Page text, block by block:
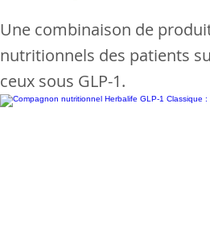
Une combinaison de
nutritionnels des patients
ceux sous GLP-1.